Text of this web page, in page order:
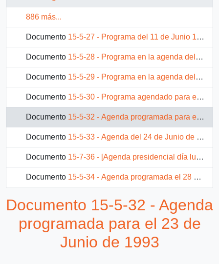
886 más...
Documento 15-5-27 - Programa del 11 de Junio 1993
Documento 15-5-28 - Programa en la agenda del 14 de Junio de 1993
Documento 15-5-29 - Programa en la agenda del 15 de Junio de 1993
Documento 15-5-30 - Programa agendado para el 21 de Junio de 1993
Documento 15-5-32 - Agenda programada para el 23 de Junio de 1993
Documento 15-5-33 - Agenda del 24 de Junio de 1993
Documento 15-7-36 - [Agenda presidencial día lunes 25 de octubre de 1993]
Documento 15-5-34 - Agenda programada el 28 de Junio de 1993
Documento 15-5-32 - Agenda
programada para el 23 de
Junio de 1993